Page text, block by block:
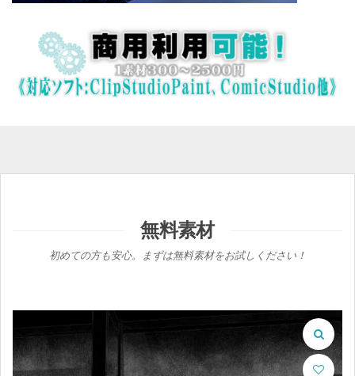
無料素材
初めての方も安心。まずは無料素材をお試しください！